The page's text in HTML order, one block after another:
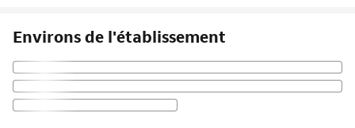
Environs de l'établissement